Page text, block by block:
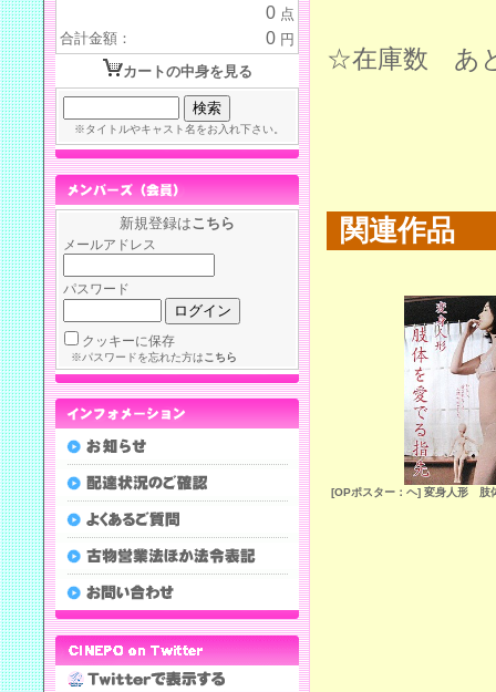
☆在庫数 あ
関連作品
[OPポスター：ヘ] 変身人形 肢
0 点
合計金額：
0 円
カートの中身を見る
※タイトルやキャスト名をお入れ下さい。
新規登録はこちら
メールアドレス
パスワード
クッキーに保存
※パスワードを忘れた方はこちら